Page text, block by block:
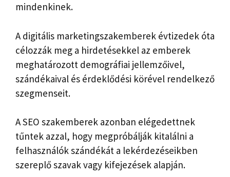
mindenkinek.
A digitális marketingszakemberek évtizedek óta
célozzák meg a hirdetésekkel az emberek
meghatározott demográfiai jellemzőivel,
szándékaival és érdeklődési körével rendelkező
szegmenseit.
A SEO szakemberek azonban elégedettnek
tűntek azzal, hogy megpróbálják kitalálni a
felhasználók szándékát a lekérdezéseikben
szereplő szavak vagy kifejezések alapján.